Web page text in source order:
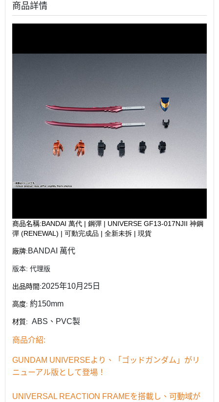
商品詳情
商品名稱:BANDAI 萬代 | 鋼彈 | UNIVERSE GF13-017NJII 神鋼
彈 (RENEWAL) | 可動完成品 | 全新未拆 | 現貨
廠牌:BANDAI 萬代
版本: 代理版
出品時間:2025年10月25日
高度: 約150mm
材質: ABS、PVC製
商品介紹:
GUNDAM UNIVERSEより、「ゴッドガンダム」がリ
ニューアル版として登場！
UNIVERSAL REACTION FRAMEを搭載し、可動域が